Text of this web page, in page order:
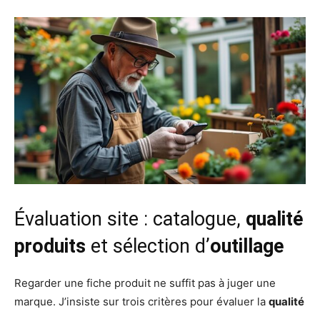
Évaluation site : catalogue, qualité
produits et sélection d’outillage
Regarder une fiche produit ne suffit pas à juger une
marque. J’insiste sur trois critères pour évaluer la qualité